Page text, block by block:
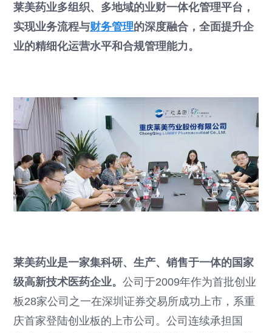
莱美药业多组织、多地域的业财一体化管理平台，
实现业务流程与财务管理的深度融合，全面提升企
业的精细化运营水平和合规管理能力。
莱美药业是一家集科研、生产、销售于一体的国家
级高新技术医药企业。公司于2009年作为首批创业
板28家公司之一在深圳证券交易所成功上市，系重
庆首家登陆创业板的上市公司。公司连续承担国